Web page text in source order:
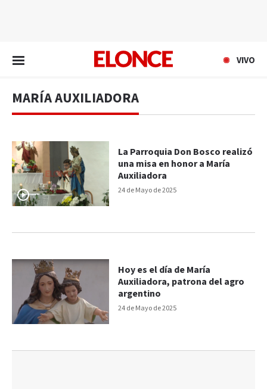
VIVO
MARÍA AUXILIADORA
24 de Mayo de 2025
La Parroquia Don Bosco realizó
una misa en honor a María
Auxiliadora
24 de Mayo de 2025
Hoy es el día de María
Auxiliadora, patrona del agro
argentino